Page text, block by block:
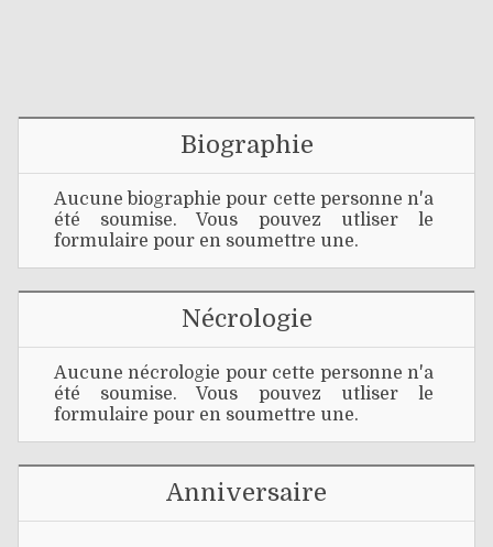
Biographie
Aucune biographie pour cette personne n'a
été soumise. Vous pouvez utliser le
formulaire pour en soumettre une.
Nécrologie
Aucune nécrologie pour cette personne n'a
été soumise. Vous pouvez utliser le
formulaire pour en soumettre une.
Anniversaire